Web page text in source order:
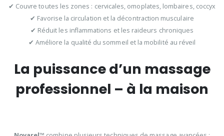
✔ Couvre toutes les zones : cervicales, omoplates, lombaires, coccyx
✔ Favorise la circulation et la décontraction musculaire
✔ Réduit les inflammations et les raideurs chroniques
✔ Améliore la qualité du sommeil et la mobilité au réveil
La puissance d’un massage
professionnel – à la maison